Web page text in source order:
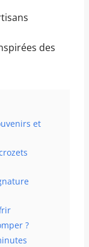
des
et
?